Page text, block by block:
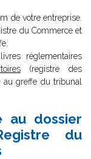
de votre entreprise.
du Commerce et
réglementaires
(registre des
au greffe du tribunal
au dossier
du